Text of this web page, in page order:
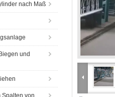
nach Maß
und
Spalten von